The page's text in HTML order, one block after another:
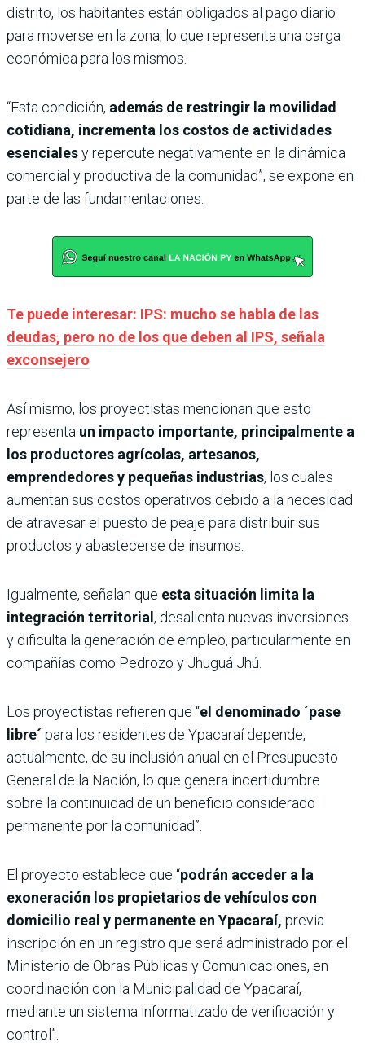
distrito, los habitantes están obligados al pago diario
para moverse en la zona, lo que representa una carga
económica para los mismos.
“Esta condición, además de restringir la movilidad
cotidiana, incrementa los costos de actividades
esencialesy repercute negativamente en la dinámica
comercial y productiva de la comunidad”, se expone en
parte de las fundamentaciones.
Te puede interesar: IPS: mucho se habla de las
deudas, pero no de los que deben al IPS, señala
exconsejero
Así mismo, los proyectistas mencionan que esto
representa un impacto importante, principalmente a
los productores agrícolas, artesanos,
emprendedores y pequeñas industrias, los cuales
aumentan sus costos operativos debido a la necesidad
de atravesar el puesto de peaje para distribuir sus
productos y abastecerse de insumos.
Igualmente, señalan que esta situación limita la
integración territorial , desalienta nuevas inversiones
y dificulta la generación de empleo, particularmente en
compañías como Pedrozo y Jhuguá Jhú.
Los proyectistas refieren que “el denominado ´pase
libre´ para los residentes de Ypacaraí depende,
actualmente, de su inclusión anual en el Presupuesto
General de la Nación, lo que genera incertidumbre
sobre la continuidad de un beneficio considerado
permanente por la comunidad”.
El proyecto establece que “podrán acceder a la
exoneración los propietarios de vehículos con
domicilio real y permanente en Ypacaraí, previa
inscripción en un registro que será administrado por el
Ministerio de Obras Públicas y Comunicaciones, en
coordinación con la Municipalidad de Ypacaraí,
mediante un sistema informatizado de verificación y
control”.